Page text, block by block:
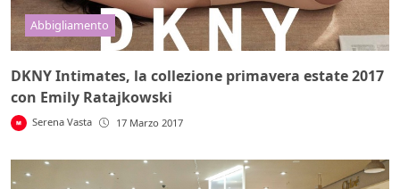
Abbigliamento
DKNY Intimates, la collezione primavera estate 2017
con Emily Ratajkowski
Serena Vasta 17 Marzo 2017